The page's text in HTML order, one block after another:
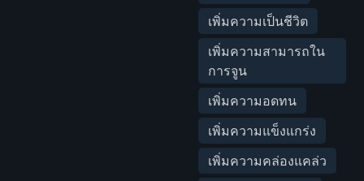
เพิ่มความเป็นชีวิต
เพิ่มความสามารถใน
การจูน
เพิ่มความอดทน
เพิ่มความแข็งแกร่ง
เพิ่มความคล่องแคล่ว